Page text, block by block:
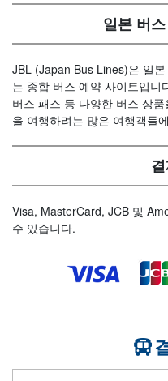
일본 버
JBL (Japan Bus Lines)은 일
는 종합 버스 예약 사이트입니
버스 패스 등 다양한 버스 상
을 여행하려는 많은 여행객들
Visa, MasterCard, JCB 및
수 있습니다.